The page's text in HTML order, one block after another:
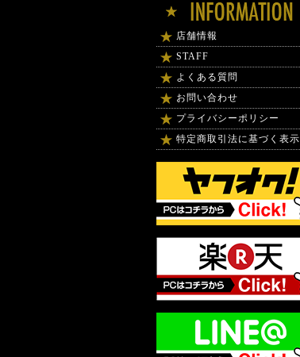
店舗情報
STAFF
よくある質問
お問い合わせ
プライバシーポリシー
特定商取引法に基づく表示